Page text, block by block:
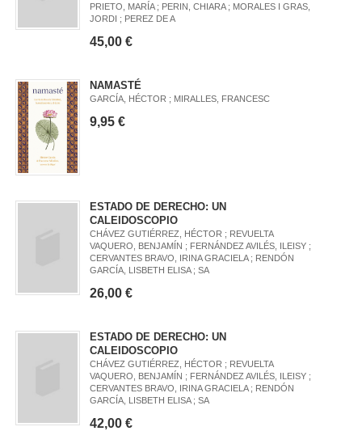
PRIETO, MARÍA ; PERIN, CHIARA ; MORALES I GRAS,
JORDI ; PEREZ DE A
45,00 €
NAMASTÉ
GARCÍA, HÉCTOR ; MIRALLES, FRANCESC
9,95 €
ESTADO DE DERECHO: UN
CALEIDOSCOPIO
CHÁVEZ GUTIÉRREZ, HÉCTOR ; REVUELTA
VAQUERO, BENJAMÍN ; FERNÁNDEZ AVILÉS, ILEISY ;
CERVANTES BRAVO, IRINA GRACIELA ; RENDÓN
GARCÍA, LISBETH ELISA ; SA
26,00 €
ESTADO DE DERECHO: UN
CALEIDOSCOPIO
CHÁVEZ GUTIÉRREZ, HÉCTOR ; REVUELTA
VAQUERO, BENJAMÍN ; FERNÁNDEZ AVILÉS, ILEISY ;
CERVANTES BRAVO, IRINA GRACIELA ; RENDÓN
GARCÍA, LISBETH ELISA ; SA
42,00 €